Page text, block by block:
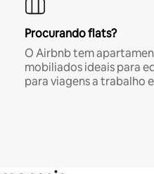
Procurando flats?
O Airbnb tem
mobiliados ideais para
para viagens a trabalho